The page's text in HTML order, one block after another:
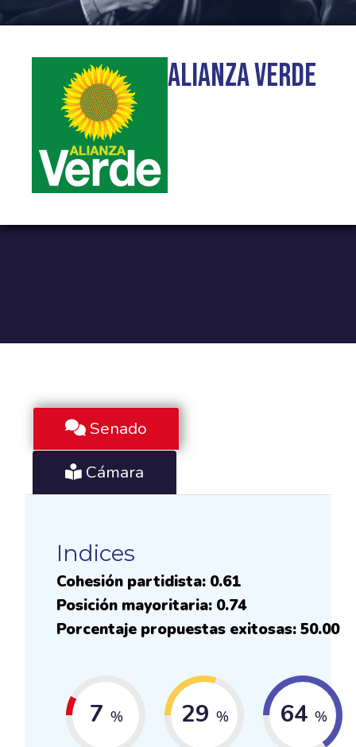
Alianza Verde
Senado
Cámara
Indices
Cohesión partidista: 0.61
Posición mayoritaria: 0.74
Porcentaje propuestas exitosas: 50.00
7 % 29 % 64 %